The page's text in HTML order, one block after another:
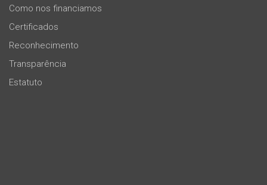
Como nos financiamos
Certificados
Reconhecimento
Transparência
Estatuto